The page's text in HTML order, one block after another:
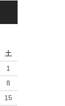
土
1
8
15